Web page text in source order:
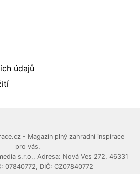
údajů
- Magazín plný zahradní inspirace
pro vás.
s.r.o., Adresa: Nová Ves 272, 46331
07840772, DIČ: CZ07840772